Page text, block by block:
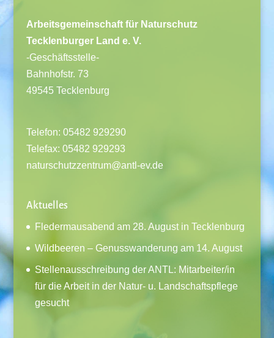
Arbeitsgemeinschaft für Naturschutz
Tecklenburger Land e. V.
-Geschäftsstelle-
Bahnhofstr. 73
49545 Tecklenburg
Telefon: 05482 929290
Telefax: 05482 929293
naturschutzzentrum@antl-ev.de
Aktuelles
Fledermausabend am 28. August in Tecklenburg
Wildbeeren – Genusswanderung am 14. August
Stellenausschreibung der ANTL: Mitarbeiter/in
für die Arbeit in der Natur- u. Landschaftspflege
gesucht